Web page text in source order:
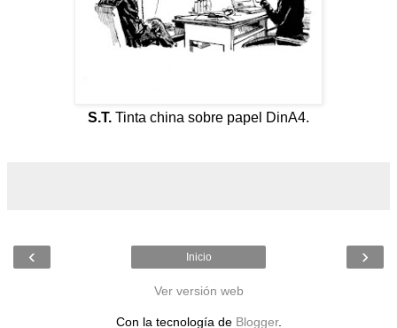
S.T. Tinta china sobre papel DinA4.
‹ ›
Inicio
Ver versión web
Con la tecnología de Blogger.